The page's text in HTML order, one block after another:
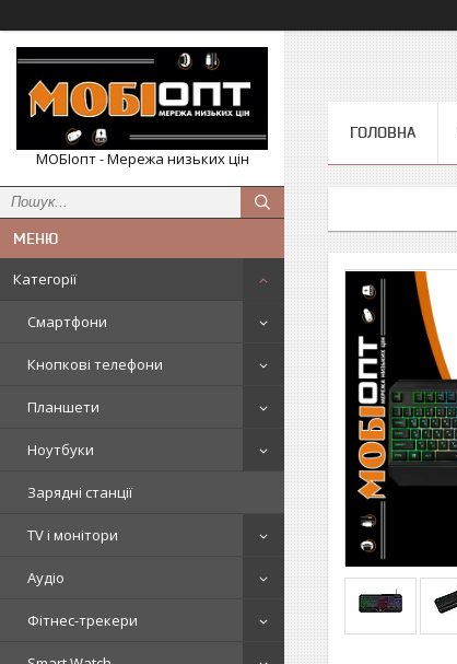
МОБІопт - Мережа низьких цін
Категорії
Смартфони
Кнопкові телефони
Планшети
Ноутбуки
Зарядні станції
TV і монітори
Аудіо
Фітнес-трекери
ГОЛОВНА